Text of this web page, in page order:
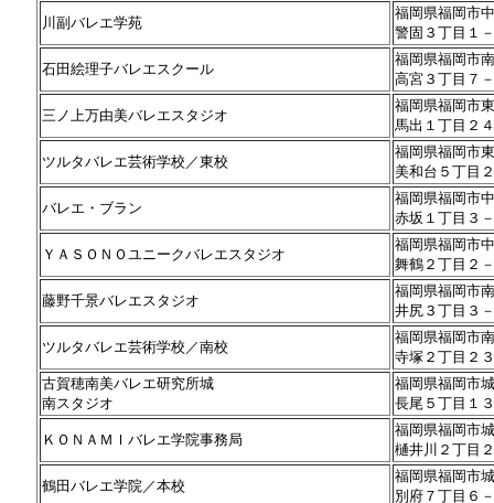
川副バレエ学苑
福岡県福岡市
警固３丁目１
石田絵理子バレエスクール
福岡県福岡市
高宮３丁目７
三ノ上万由美バレエスタジオ
福岡県福岡市
馬出１丁目２
ツルタバレエ芸術学校／東校
福岡県福岡市
美和台５丁目
バレエ・ブラン
福岡県福岡市
赤坂１丁目３
ＹＡＳＯＮＯユニークバレエスタジオ
福岡県福岡市
舞鶴２丁目２
藤野千景バレエスタジオ
福岡県福岡市
井尻３丁目３
ツルタバレエ芸術学校／南校
福岡県福岡市
寺塚２丁目２
古賀穂南美バレエ研究所城
南スタジオ
福岡県福岡市
長尾５丁目１
ＫＯＮＡＭＩバレエ学院事務局
福岡県福岡市
樋井川２丁目
鶴田バレエ学院／本校
福岡県福岡市
別府７丁目６